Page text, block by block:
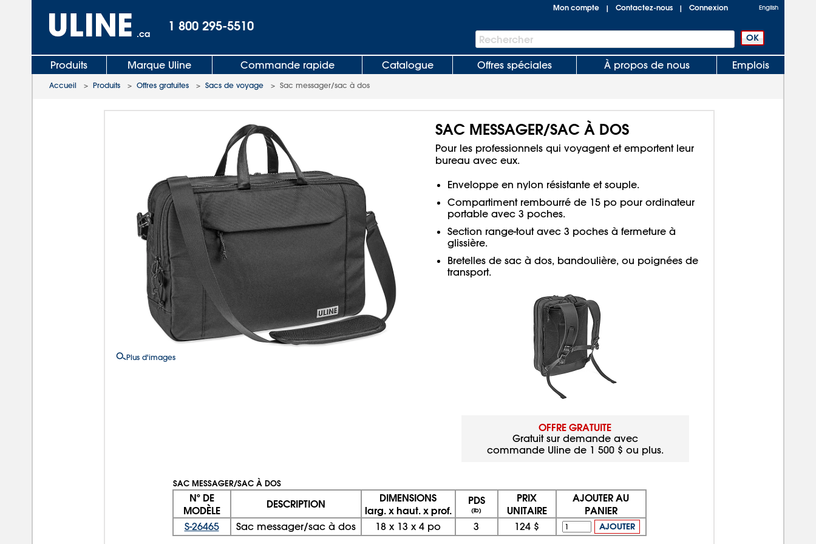
.ca
1 800 295-5510
Mon compte | Contactez-nous | Connexion English
Barre
de
recherche
Rechercher
Produits Marque Uline Commande rapide Catalogue Offres spéciales À propos de nous Emplois
Accueil > Produits > Offres gratuites > Sacs de voyage > Sac messager/sac à dos
Plus d'images
SAC MESSAGER/SAC À DOS
Pour les professionnels qui voyagent et emportent leur
bureau avec eux.
Enveloppe en nylon résistante et souple.
Compartiment rembourré de 15 po pour ordinateur
portable avec 3 poches.
Section range-tout avec 3 poches à fermeture à
glissière.
Bretelles de sac à dos, bandoulière, ou poignées de
transport.
OFFRE GRATUITE
Gratuit sur demande avec
commande Uline de 1 500 $ ou plus.
SAC MESSAGER/SAC À DOS
Nº DE
MODÈLE
DESCRIPTION
DIMENSIONS
larg. x haut. x prof.
PDS
(lb)
PRIX
UNITAIRE
AJOUTER AU
PANIER
S-26465 Sac messager/sac à dos 18 x 13 x 4 po 3 124 $ AJOUTER